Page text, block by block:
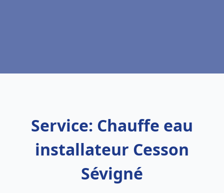
Service: Chauffe eau
installateur Cesson
Sévigné